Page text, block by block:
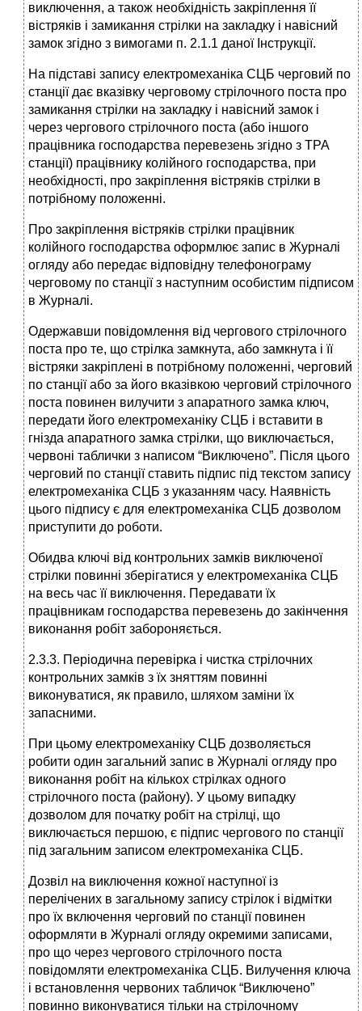
виключення, а також необхідність закріплення її
вістряків і замикання стрілки на закладку і навісний
замок згідно з вимогами п. 2.1.1 даної Інструкції.
На підставі запису електромеханіка СЦБ черговий по
станції дає вказівку черговому стрілочного поста про
замикання стрілки на закладку і навісний замок і
через чергового стрілочного поста (або іншого
працівника господарства перевезень згідно з ТРА
станції) працівнику колійного господарства, при
необхідності, про закріплення вістряків стрілки в
потрібному положенні.
Про закріплення вістряків стрілки працівник
колійного господарства оформлює запис в Журналі
огляду або передає відповідну телефонограму
черговому по станції з наступним особистим підписом
в Журналі.
Одержавши повідомлення від чергового стрілочного
поста про те, що стрілка замкнута, або замкнута і її
вістряки закріплені в потрібному положенні, черговий
по станції або за його вказівкою черговий стрілочного
поста повинен вилучити з апаратного замка ключ,
передати його електромеханіку СЦБ і вставити в
гнізда апаратного замка стрілки, що виключається,
червоні таблички з написом “Виключено”. Після цього
черговий по станції ставить підпис під текстом запису
електромеханіка СЦБ з указанням часу. Наявність
цього підпису є для електромеханіка СЦБ дозволом
приступити до роботи.
Обидва ключі від контрольних замків виключеної
стрілки повинні зберігатися у електромеханіка СЦБ
на весь час її виключення. Передавати їх
працівникам господарства перевезень до закінчення
виконання робіт забороняється.
2.3.3. Періодична перевірка і чистка стрілочних
контрольних замків з їх зняттям повинні
виконуватися, як правило, шляхом заміни їх
запасними.
При цьому електромеханіку СЦБ дозволяється
робити один загальний запис в Журналі огляду про
виконання робіт на кількох стрілках одного
стрілочного поста (району). У цьому випадку
дозволом для початку робіт на стрілці, що
виключається першою, є підпис чергового по станції
під загальним записом електромеханіка СЦБ.
Дозвіл на виключення кожної наступної із
перелічених в загальному запису стрілок і відмітки
про їх включення черговий по станції повинен
оформляти в Журналі огляду окремими записами,
про що через чергового стрілочного поста
повідомляти електромеханіка СЦБ. Вилучення ключа
і встановлення червоних табличок “Виключено”
повинно виконуватися тільки на стрілочному